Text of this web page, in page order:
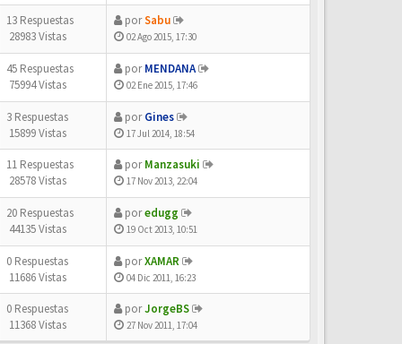
13 Respuestas
28983 Vistas
porSabu
02 Ago 2015, 17:30
45 Respuestas
75994 Vistas
porMENDANA
02 Ene 2015, 17:46
3 Respuestas
15899 Vistas
porGines
17 Jul 2014, 18:54
11 Respuestas
28578 Vistas
porManzasuki
17 Nov 2013, 22:04
20 Respuestas
44135 Vistas
poredugg
19 Oct 2013, 10:51
0 Respuestas
11686 Vistas
porXAMAR
04 Dic 2011, 16:23
0 Respuestas
11368 Vistas
porJorgeBS
27 Nov 2011, 17:04